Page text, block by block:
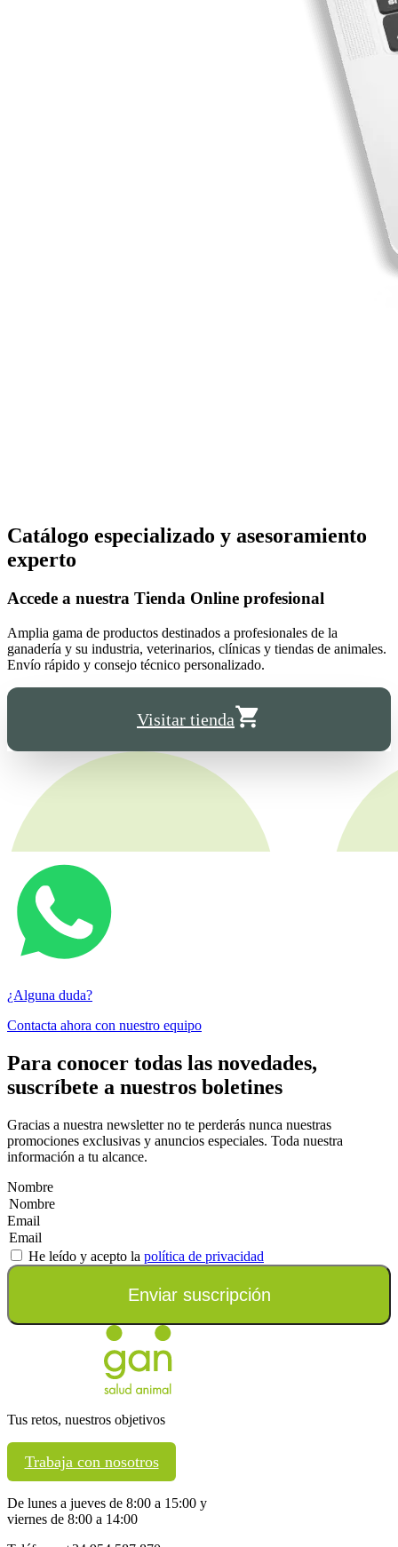
Catálogo especializado y asesoramiento
experto
Accede a nuestra Tienda Online profesional
Amplia gama de productos destinados a profesionales de la
ganadería y su industria, veterinarios, clínicas y tiendas de animales.
Envío rápido y consejo técnico personalizado.
Visitar tienda
¿Alguna duda?
Contacta ahora con nuestro equipo
Para conocer todas las novedades,
suscríbete a nuestros boletines
Gracias a nuestra newsletter no te perderás nunca nuestras
promociones exclusivas y anuncios especiales. Toda nuestra
información a tu alcance.
Nombre
Email
He leído y acepto la política de privacidad
Enviar suscripción
Tus retos, nuestros objetivos
Trabaja con nosotros
De lunes a jueves de 8:00 a 15:00 y
viernes de 8:00 a 14:00